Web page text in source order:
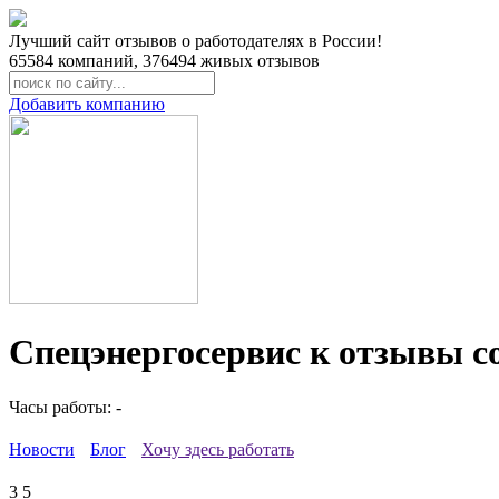
Лучший сайт отзывов о работодателях в России!
65584 компаний, 376494 живых отзывов
Добавить компанию
Спецэнергосервис к отзывы
Часы работы: -
Новости Блог Хочу здесь работать
3 5